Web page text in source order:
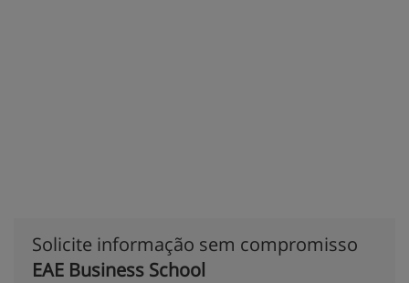
Solicite informação sem compromisso
EAE Business School